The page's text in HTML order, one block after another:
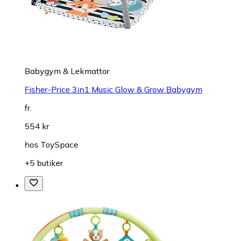
Babygym & Lekmattor
Fisher-Price 3in1 Music Glow & Grow Babygym
fr.
554 kr
hos ToySpace
+5 butiker